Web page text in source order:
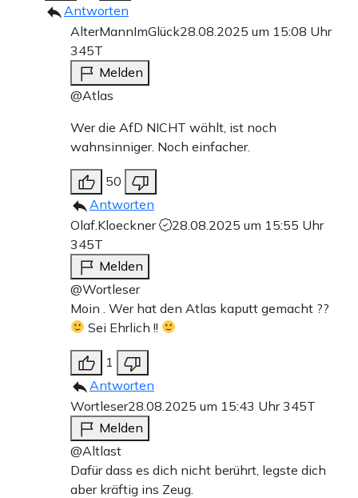
Antworten
AlterMannImGlück28.08.2025 um 15:08 Uhr
345T
Melden
@Atlas
Wer die AfD NICHT wählt, ist noch
wahnsinniger. Noch einfacher.
50
Antworten
Olaf.Kloeckner
28.08.2025 um 15:55 Uhr
345T
Melden
@Wortleser
Moin . Wer hat den Atlas kaputt gemacht ??
Sei Ehrlich !!
1
Antworten
Wortleser28.08.2025 um 15:43 Uhr345T
Melden
@Altlast
Dafür dass es dich nicht berührt, legste dich
aber kräftig ins Zeug.